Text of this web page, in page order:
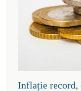
Inflație record,